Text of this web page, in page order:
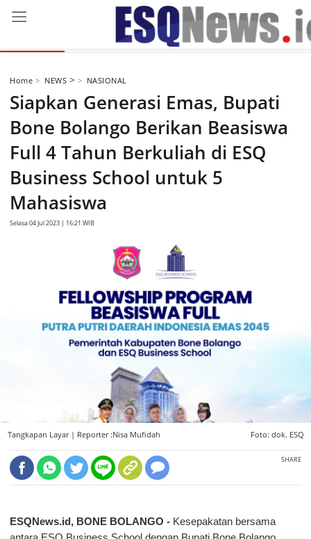
INTERNASIONAL LIPUTAN ARY GINANJAR
Home NEWS > NASIONAL
Siapkan Generasi Emas, Bupati
Bone Bolango Berikan Beasiswa
Full 4 Tahun Berkuliah di ESQ
Business School untuk 5
Mahasiswa
Selasa 04 Jul 2023 | 16:21 WIB
Tangkapan Layar | Reporter :Nisa Mufidah Foto: dok. ESQ
SHARE
ESQNews.id, BONE BOLANGO - Kesepakatan bersama